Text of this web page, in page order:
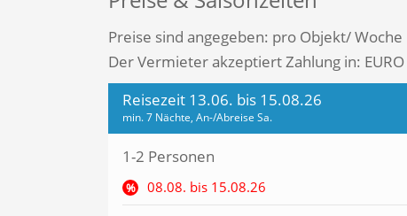
Preise sind angegeben: pro Objekt/ Woche
Der Vermieter akzeptiert Zahlung in: EURO
Reisezeit 13.06. bis 15.08.26
min. 7 Nächte, An-/Abreise Sa.
1-2 Personen
% 08.08. bis 15.08.26